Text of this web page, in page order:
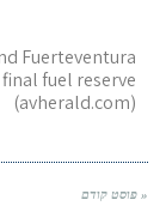
Fuerteventura
fuel reserve
(avherald.com)
« פוסט קודם